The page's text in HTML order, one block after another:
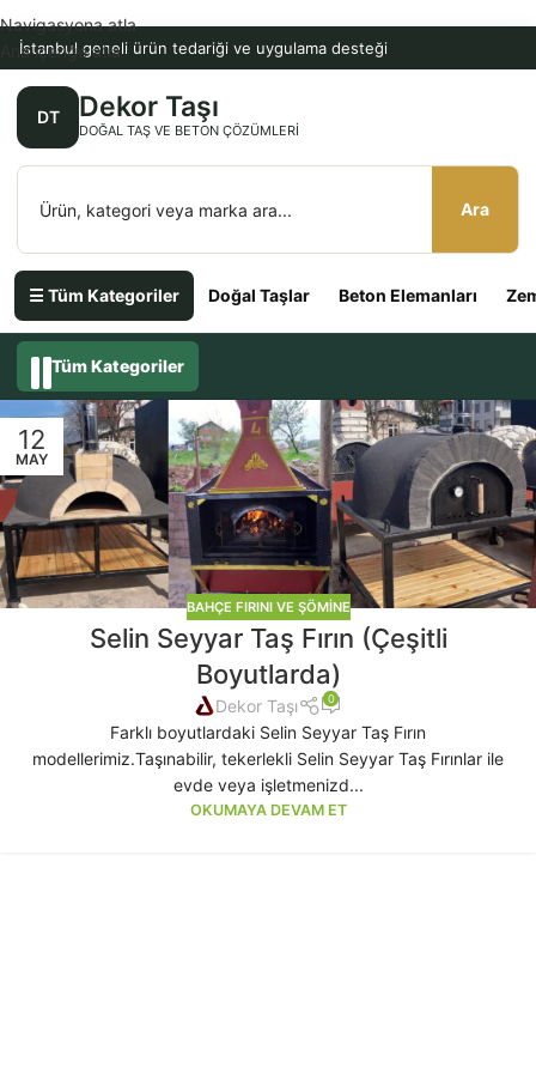
İstanbul geneli ürün tedariği ve uygulama desteği
DT Dekor Taşı
DOĞAL TAŞ VE BETON ÇÖZÜMLERI
Ara
☰ Tüm Kategoriler Doğal Taşlar Beton Elemanları
Navigasyona atla
Ana içeriğe atla
Tüm Kategoriler
12
MAY
BAHÇE FIRINI VE ŞÖMINE
Selin Seyyar Taş Fırın (Çeşitli
Boyutlarda)
Dekor Taşı 0
Farklı boyutlardaki Selin Seyyar Taş Fırın
modellerimiz.Taşınabilir, tekerlekli Selin Seyyar Taş Fırınlar ile
evde veya işletmenizd...
OKUMAYA DEVAM ET